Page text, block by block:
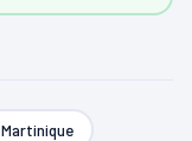
Martinique